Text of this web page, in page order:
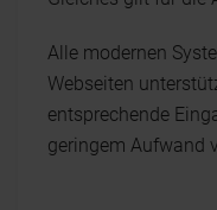
Alle modernen
Webseiten
entsprechende
geringem Aufwand